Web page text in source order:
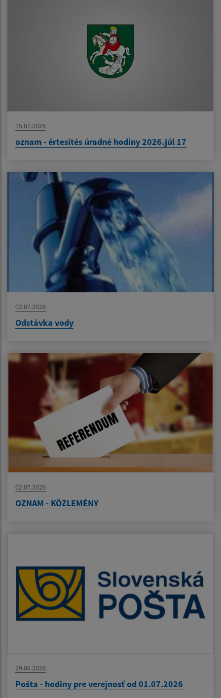
15.07.2026
oznam - értesítés úradné hodiny 2026.júl 17
02.07.2026
Odstávka vody
02.07.2026
OZNAM - KÖZLEMÉNY
29.06.2026
Pošta - hodiny pre verejnosť od 01.07.2026